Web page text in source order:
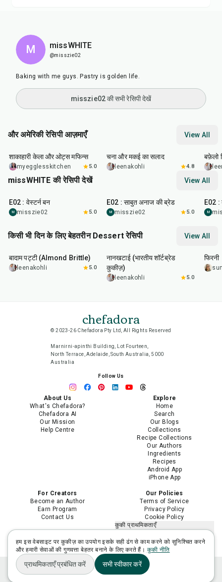
M missWHITE
@misszie02
Baking with me guys. Pastry is golden life.
misszie02 की सभी रेसिपी देखें
और अमेरिकी रेसिपी आज़माएँ View All
40
शाकाहारी केला और ओट्स मफिन्स
myegglesskitchen 5.0
चना और मकई का सलाद
leenakohli 4.8
बफ़ेलो
missWHITE की रेसिपी देखें View All
E02 : वेस्टर्न बन
M misszie02 5.0
E02 : साबुत अनाज की ब्रेड
M misszie02 5.0
E02 :
M
किसी भी दिन के लिए बेहतरीन Dessert रेसिपी View All
20
बादाम पट्टी (Almond Brittle)
leenakohli 5.0
min
नानखटाई (भारतीय शॉर्टब्रेड
कुकीज़)
leenakohli 5.0
फिरनी
chefadora
© 2023-26 Chefadora Pty Ltd, All Rights Reserved
Marnirni-apinthi Building, Lot Fourteen,
North Terrace, Adelaide, South Australia, 5000
Australia
Follow Us
About Us
What's Chefadora?
Chefadora AI
Our Mission
Help Centre
Explore
Home
Search
Our Blogs
Collections
Recipe Collections
Our Authors
Ingredients
Recipes
Android App
iPhone App
For Creators
Become an Author
Earn Program
Contact Us
Our Policies
Terms of Service
Privacy Policy
Cookie Policy
कुकी प्राथमिकताएँ
मेरी संवेदनशील निजी जानकारी का उपयोग
सीमित करें
हम इस वेबसाइट पर कुकीज़ का उपयोग इसके सही ढंग से काम करने को सुनिश्चित करने
और हमारी सेवाओं की गुणवत्ता बेहतर बनाने के लिए करते हैं। कुकी नीति
प्राथमिकताएँ प्रबंधित करें सभी स्वीकार करें